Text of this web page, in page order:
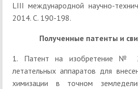
LIII международной научно-
2014. С. 190-198.
Полученные патенты и
1. Патент на изобретение №
летательных аппаратов для
химизации в точном